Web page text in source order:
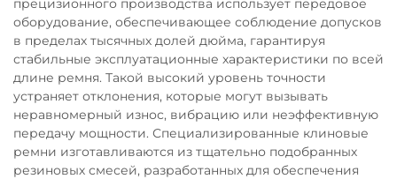
прецизионного производства использует передовое
оборудование, обеспечивающее соблюдение допусков
в пределах тысячных долей дюйма, гарантируя
стабильные эксплуатационные характеристики по всей
длине ремня. Такой высокий уровень точности
устраняет отклонения, которые могут вызывать
неравномерный износ, вибрацию или неэффективную
передачу мощности. Специализированные клиновые
ремни изготавливаются из тщательно подобранных
резиновых смесей, разработанных для обеспечения